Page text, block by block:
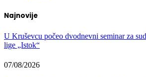
Najnovije
U Kruševcu počeo dvodnevni seminar za
lige „Istok“
07/08/2026